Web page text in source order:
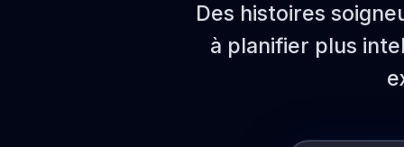
Créateur de site web
Campagnes email & WhatsApp
Des histoires
à planifier plus